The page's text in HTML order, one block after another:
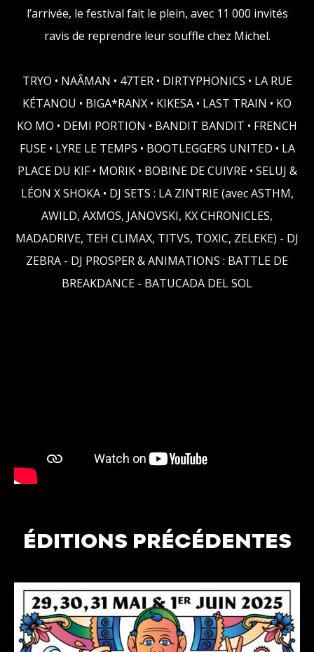
l’arrivée, le festival fait le plein, avec 11 000 invités
ravis de reprendre leur souffle chez Michel.
TRYO • NAÂMAN • 47TER • DIRTYPHONICS • LA RUE
KÉTANOU • BIGA*RANX • KIKESA • LAST TRAIN • KO
KO MO • DEMI PORTION • BANDIT BANDIT • FRENCH
FUSE • LYRE LE TEMPS • BOOTLEGGERS UNITED • LA
PLACE DU KIF • MORIK • BOBINE DE CUIVRE • SELUJ &
LÉON X SHOKA • DJ SETS : LA ZINTRIE (avec ASTHM,
AWILD, AXMOS, JANOVSKI, KX CHRONICLES,
MADADRIVE, TEH CLIMAX, TITVS, TOXIC, ZELEKE) - DJ
ZEBRA - DJ PROSPER & ANIMATIONS : BATTLE DE
BREAKDANCE - BATUCADA DEL SOL
ÉDITIONS PRÉCÉDENTES